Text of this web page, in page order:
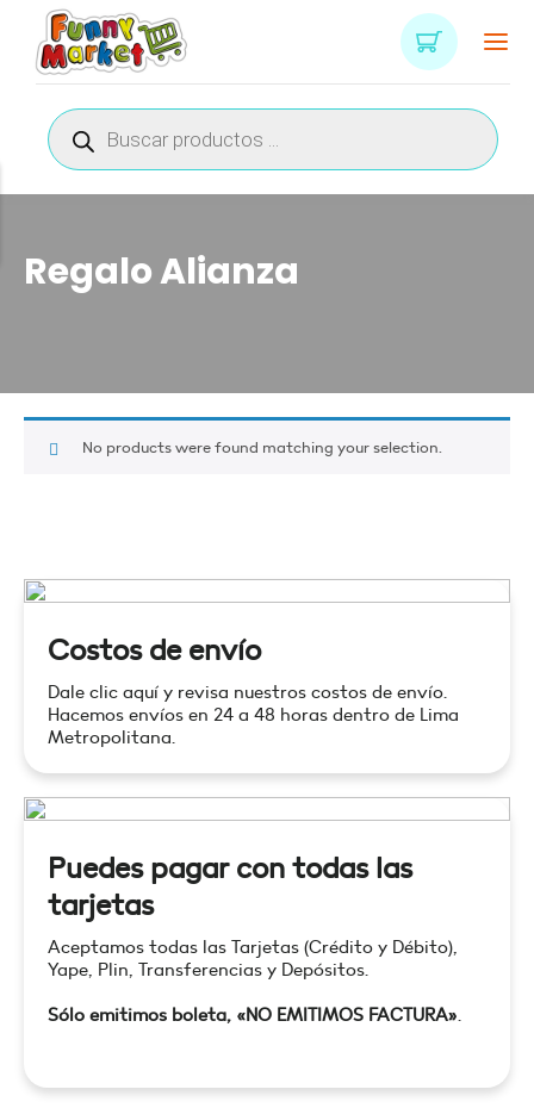
Búsqueda
de
productos
Regalo Alianza
No products were found matching your selection.
Costos de envío
Dale clic aquí y revisa nuestros costos de envío.
Hacemos envíos en 24 a 48 horas dentro de Lima
Metropolitana.
Puedes pagar con todas las
tarjetas
Aceptamos todas las Tarjetas (Crédito y Débito),
Yape, Plin, Transferencias y Depósitos.
Sólo emitimos boleta, «NO EMITIMOS FACTURA».